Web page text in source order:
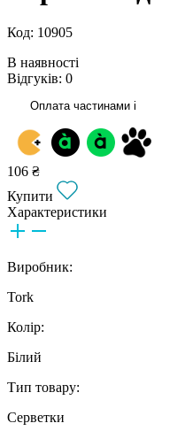
Код: 10905
В наявності
Відгуків: 0
Оплата частинами i
106 ₴
Купити
Характеристики
Виробник:
Tork
Колір:
Білий
Тип товару:
Серветки